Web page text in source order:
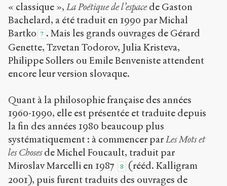
« classique », La Poétique de l’espacede Gaston
Bachelard, a été traduit en 1990 par Michal
Bartko 7 . Mais les grands ouvrages de Gérard
Genette, Tzvetan Todorov, Julia Kristeva,
Philippe Sollers ou Emile Benveniste attendent
encore leur version slovaque.
Quant à la philosophie française des années
1960-1990, elle est présentée et traduite depuis
la fin des années 1980 beaucoup plus
systématiquement : à commencer parLes Mots et
les Chosesde Michel Foucault, traduit par
Miroslav Marcelli en 1987
8
(rééd. Kalligram
2001), puis furent traduits des ouvrages de